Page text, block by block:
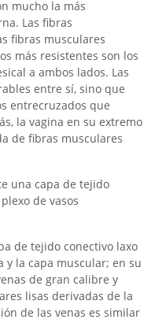
mucho la más
Las fibras
fibras musculares
más resistentes son los
a ambos lados. Las
entre sí, sino que
entrecruzados que
la vagina en su extremo
de fibras musculares
una capa de tejido
de vasos
de tejido conectivo laxo
la capa muscular; en su
de gran calibre y
lisas derivadas de la
de las venas es similar